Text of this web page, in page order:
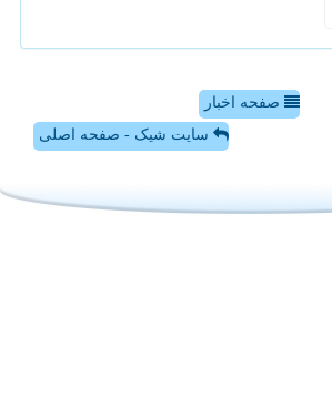
صفحه اخبار
سایت شیک - صفحه اصلی